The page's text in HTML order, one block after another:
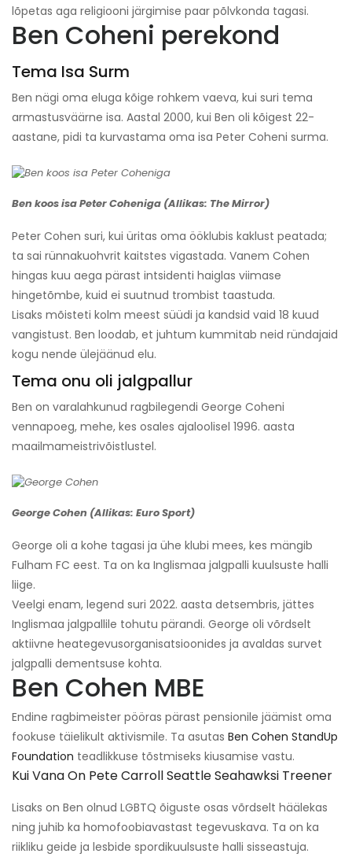
lõpetas aga religiooni järgimise paar põlvkonda tagasi.
Ben Coheni perekond
Tema Isa Surm
Ben nägi oma eluga kõige rohkem vaeva, kui suri tema
armastusväärne isa. Aastal 2000, kui Ben oli kõigest 22-
aastane, pidi ta kurvastama oma isa Peter Coheni surma.
Ben koos isa Peter Coheniga (Allikas: The Mirror)
Peter Cohen suri, kui üritas oma ööklubis kaklust peatada;
ta sai rünnakuohvrit kaitstes vigastada. Vanem Cohen
hingas kuu aega pärast intsidenti haiglas viimase
hingetõmbe, kuid ei suutnud trombist taastuda.
Lisaks mõisteti kolm meest süüdi ja kandsid vaid 18 kuud
vangistust. Ben loodab, et juhtum kummitab neid ründajaid
kogu nende ülejäänud elu.
Tema onu oli jalgpallur
Ben on varalahkunud ragbilegendi George Coheni
vennapoeg, mehe, kes osales ajaloolisel 1996. aasta
maailmameistrivõistlustel.
George Cohen (Allikas: Euro Sport)
George oli a kohe tagasi ja ühe klubi mees, kes mängib
Fulham FC eest. Ta on ka Inglismaa jalgpalli kuulsuste halli
liige.
Veelgi enam, legend suri 2022. aasta detsembris, jättes
Inglismaa jalgpallile tohutu pärandi. George oli võrdselt
aktiivne heategevusorganisatsioonides ja avaldas survet
jalgpalli dementsuse kohta.
Ben Cohen MBE
Endine ragbimeister pööras pärast pensionile jäämist oma
fookuse täielikult aktivismile. Ta asutas Ben Cohen StandUp
Foundation teadlikkuse tõstmiseks kiusamise vastu.
Kui Vana On Pete Carroll Seattle Seahawksi Treener
Lisaks on Ben olnud LGBTQ õiguste osas võrdselt häälekas
ning juhib ka homofoobiavastast tegevuskava. Ta on ka
riikliku geide ja lesbide spordikuulsuste halli sisseastuja.